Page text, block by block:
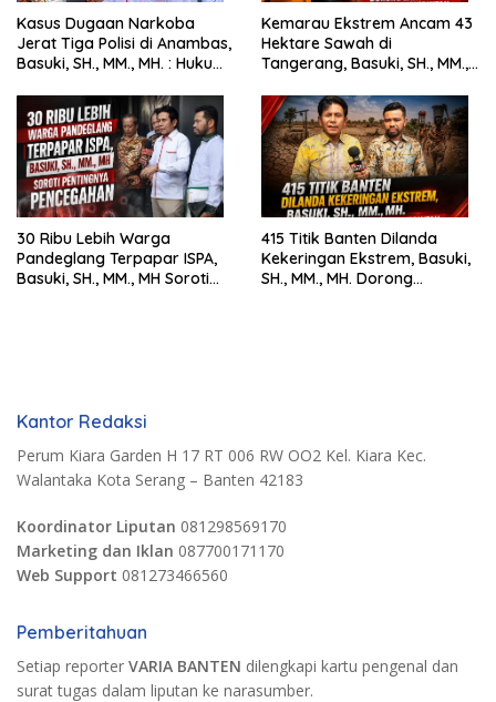
Kasus Dugaan Narkoba
Jerat Tiga Polisi di Anambas,
Basuki, SH., MM., MH. : Hukum
Kemarau Ekstrem Ancam 43
Hektare Sawah di
Tangerang, Basuki, SH., MM.,
Pemerintah
30 Ribu Lebih Warga
Pandeglang Terpapar ISPA,
Basuki, SH., MM., MH Soroti
415 Titik Banten Dilanda
Kekeringan Ekstrem, Basuki,
SH., MM., MH. Dorong
Kantor Redaksi
Perum Kiara Garden H 17 RT 006 RW OO2 Kel. Kiara Kec.
Walantaka Kota Serang – Banten 42183
Koordinator Liputan 081298569170
Marketing dan Iklan 087700171170
Web Support 081273466560
Pemberitahuan
Setiap reporter VARIA BANTEN dilengkapi kartu pengenal dan
surat tugas dalam liputan ke narasumber.